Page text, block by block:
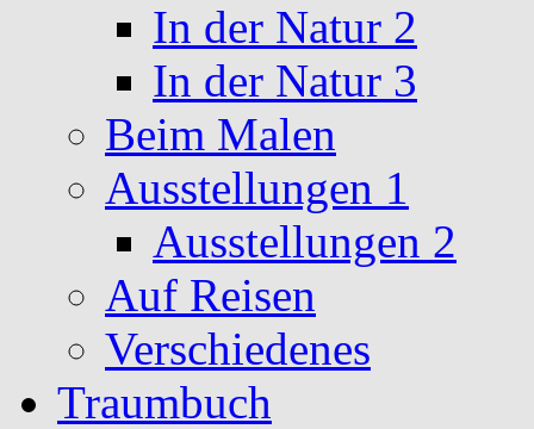
In der Natur 2
In der Natur 3
Beim Malen
Ausstellungen 1
Ausstellungen 2
Auf Reisen
Verschiedenes
Traumbuch